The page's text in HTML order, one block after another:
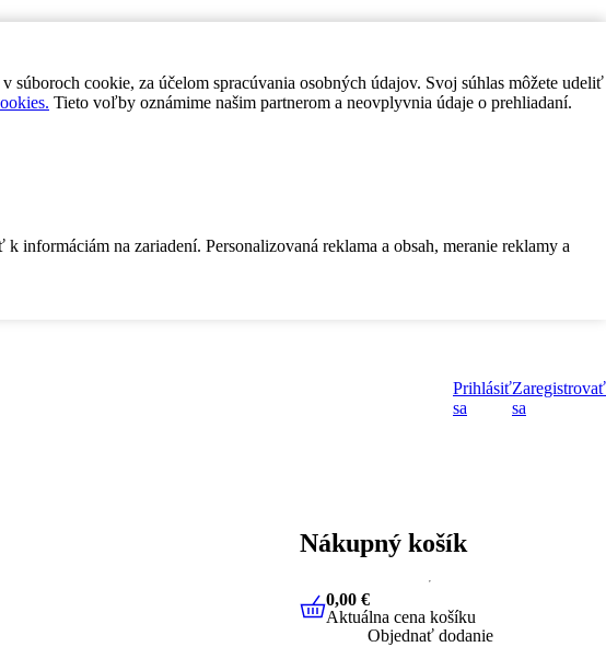
cookie, za účelom spracúvania osobných údajov. Svoj súhlas môžete udeliť
Tieto voľby oznámime našim partnerom a neovplyvnia údaje o prehliadaní.
na zariadení. Personalizovaná reklama a obsah, meranie reklamy a
Prihlásiť
sa
Zaregistrovať
sa
Nákupný košík
0,00 €Aktuálna cena košíku
0,00 €
Aktuálna cena košíku
Objednať dodanie